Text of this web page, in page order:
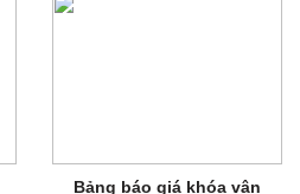
Bảng báo giá khóa vân